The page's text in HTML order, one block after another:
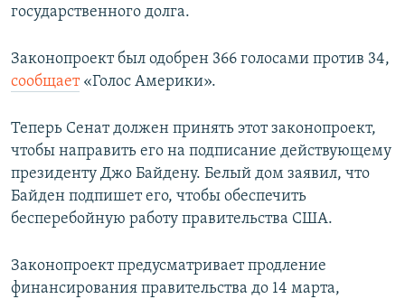
государственного долга.
Законопроект был одобрен 366 голосами против 34,
сообщает«Голос Америки».
Теперь Сенат должен принять этот законопроект,
чтобы направить его на подписание действующему
президенту Джо Байдену. Белый дом заявил, что
Байден подпишет его, чтобы обеспечить
бесперебойную работу правительства США.
Законопроект предусматривает продление
финансирования правительства до 14 марта,